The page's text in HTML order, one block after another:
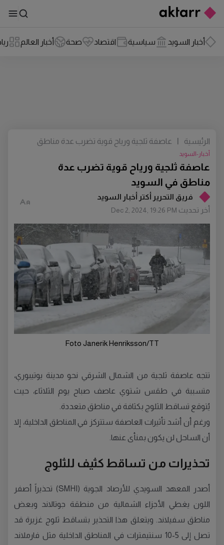
أخبار السويد سياسية اقتصاد صحة أخبار العالم
فريق التحرير أكتر أخبار السويد
أخر تحديث Dec 2, 2024, 19:26 PM
عاصفة ثلجية ورياح قوية تضرب عدة
مناطق في السويد
أخبار-السويد
الرئيسية
عاصفة ثلجية ورياح قوية تضرب عدة مناطق
Foto Janerik Henriksson/TT
تتجه عاصفة ثلجية من الشمال الشرقي نحو مدينة يوتيبوري،
متسببة في طقس شتوي عاصف صباح يوم الثلاثاء، حيث
يُتوقع تساقط الثلوج بكثافة في مناطق متعددة.
ورغم أن أشد تأثيرات العاصفة ستتركز في المناطق الداخلية، إلا
أن الساحل لن يكون بمنأى عنها.
تحذيرات من تساقط كثيف للثلوج
أصدر المعهد السويدي للأرصاد الجوية (SMHI) تحذيراً أصفر
اللون يغطي الأجزاء الشمالية من منطقة جوتالاند وبعض
مناطق سفيلاند. ويتعلق هذا التحذير بتساقط ثلوج غزيرة قد
تصل إلى 5-10 سنتيمترات في المناطق الداخلية مثل فارملاند